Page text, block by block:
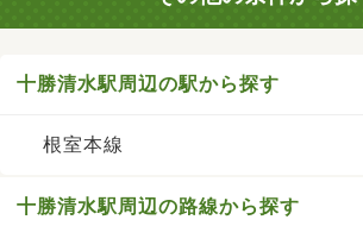
十勝清水駅周辺の駅から探す
根室本線
十勝清水駅周辺の路線から探す